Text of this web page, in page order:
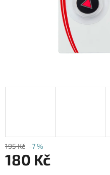
195 Kč –7 %
180 Kč